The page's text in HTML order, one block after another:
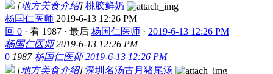
[地方美食介绍] 桃胶鲜奶
杨国仁医师 2019-6-13 12:26 PM
回 0 · 看 1987 · 最后 杨国仁医师 · 2019-6-13 12:26 PM
杨国仁医师 2019-6-13 12:26 PM
0 1987 杨国仁医师 2019-6-13 12:26 PM
[地方美食介绍] 深圳名汤古月猪尾汤